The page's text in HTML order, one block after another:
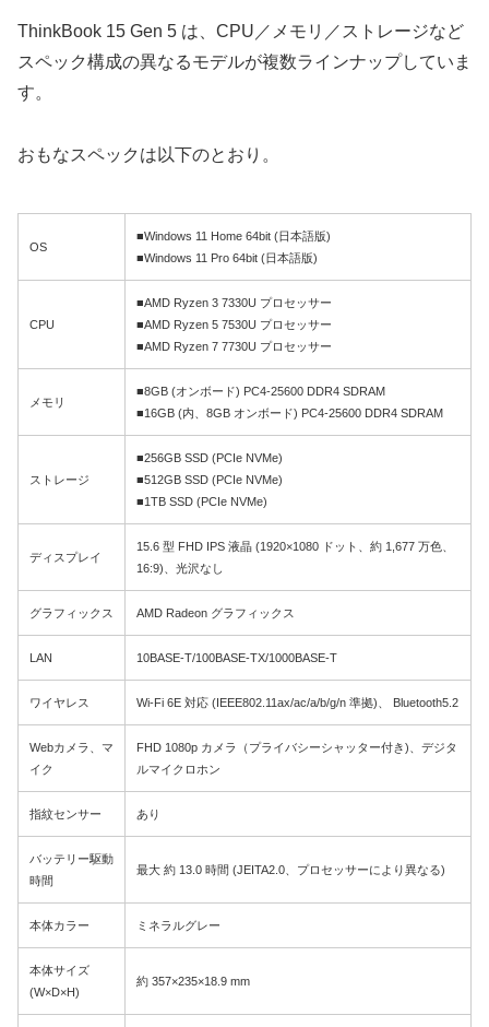
ThinkBook 15 Gen 5 は、CPU／メモリ／ストレージなど
スペック構成の異なるモデルが複数ラインナップしていま
す。
おもなスペックは以下のとおり。
OS
■Windows 11 Home 64bit (日本語版)
■Windows 11 Pro 64bit (日本語版)
CPU
■AMD Ryzen 3 7330U プロセッサー
■AMD Ryzen 5 7530U プロセッサー
■AMD Ryzen 7 7730U プロセッサー
メモリ
■8GB (オンボード) PC4-25600 DDR4 SDRAM
■16GB (内、8GB オンボード) PC4-25600 DDR4 SDRAM
ストレージ
■256GB SSD (PCIe NVMe)
■512GB SSD (PCIe NVMe)
■1TB SSD (PCIe NVMe)
ディスプレイ
15.6 型 FHD IPS 液晶 (1920×1080 ドット、約 1,677 万色、
16:9)、光沢なし
グラフィックス AMD Radeon グラフィックス
LAN 10BASE-T/100BASE-TX/1000BASE-T
ワイヤレス Wi-Fi 6E 対応 (IEEE802.11ax/ac/a/b/g/n 準拠)、 Bluetooth5.2
Webカメラ、マ
イク
FHD 1080p カメラ（プライバシーシャッター付き)、デジタ
ルマイクロホン
指紋センサー あり
バッテリー駆動
時間
最大 約 13.0 時間 (JEITA2.0、プロセッサーにより異なる)
本体カラー ミネラルグレー
本体サイズ
(W×D×H)
約 357×235×18.9 mm